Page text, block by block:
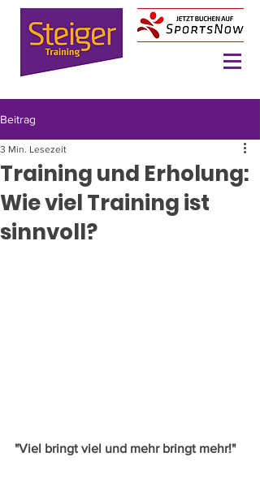
Beitrag
Training und Erholung:
Wie viel Training ist
sinnvoll?
3 Min. Lesezeit
"Viel bringt viel und mehr bringt mehr!"